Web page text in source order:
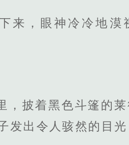
来，眼神冷冷地
，披着黑色斗篷的
发出令人骇然的目